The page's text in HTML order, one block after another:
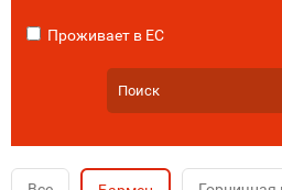
Проживает в ЕС